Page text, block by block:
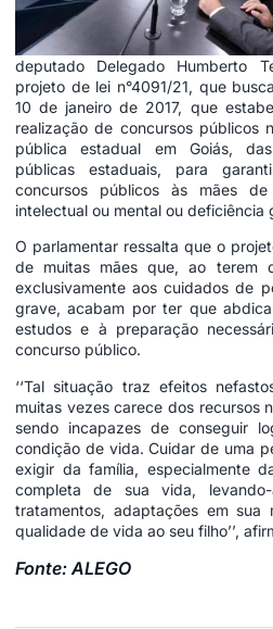
deputado Delegado Humberto
projeto de lei n°4091/21, que
10 de janeiro de 2017, que
realização de concursos públicos
pública estadual em Goiás,
públicas estaduais, para
concursos públicos às mães
intelectual ou mental ou deficiência
O parlamentar ressalta que o
de muitas mães que, ao terem
exclusivamente aos cuidados de
grave, acabam por ter que
estudos e à preparação
concurso público.
‘‘Tal situação traz efeitos
muitas vezes carece dos recursos
sendo incapazes de conseguir
condição de vida. Cuidar de uma
exigir da família, especialmente
completa de sua vida,
tratamentos, adaptações em
qualidade de vida ao seu filho’’,
Fonte: ALEGO